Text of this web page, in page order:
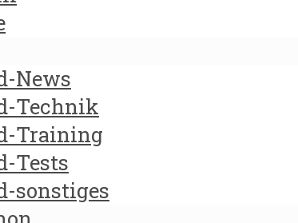
News
Technik
Training
Tests
sonstiges